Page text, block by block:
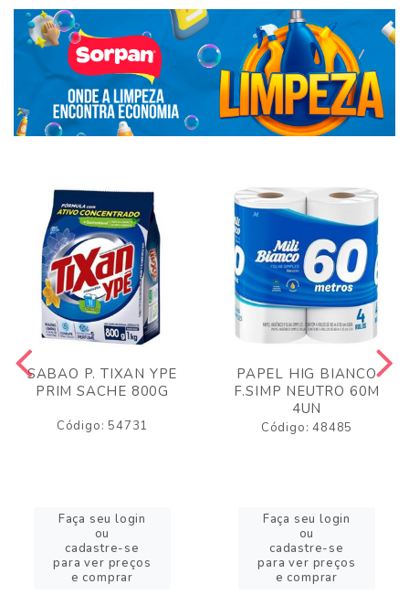
SABAO P. TIXAN YPE
PRIM SACHE 800G
Código: 54731
Faça seu login
ou
cadastre-se
para ver preços
e comprar
PAPEL HIG BIANCO
F.SIMP NEUTRO 60M
4UN
Código: 48485
Faça seu login
ou
cadastre-se
para ver preços
e comprar